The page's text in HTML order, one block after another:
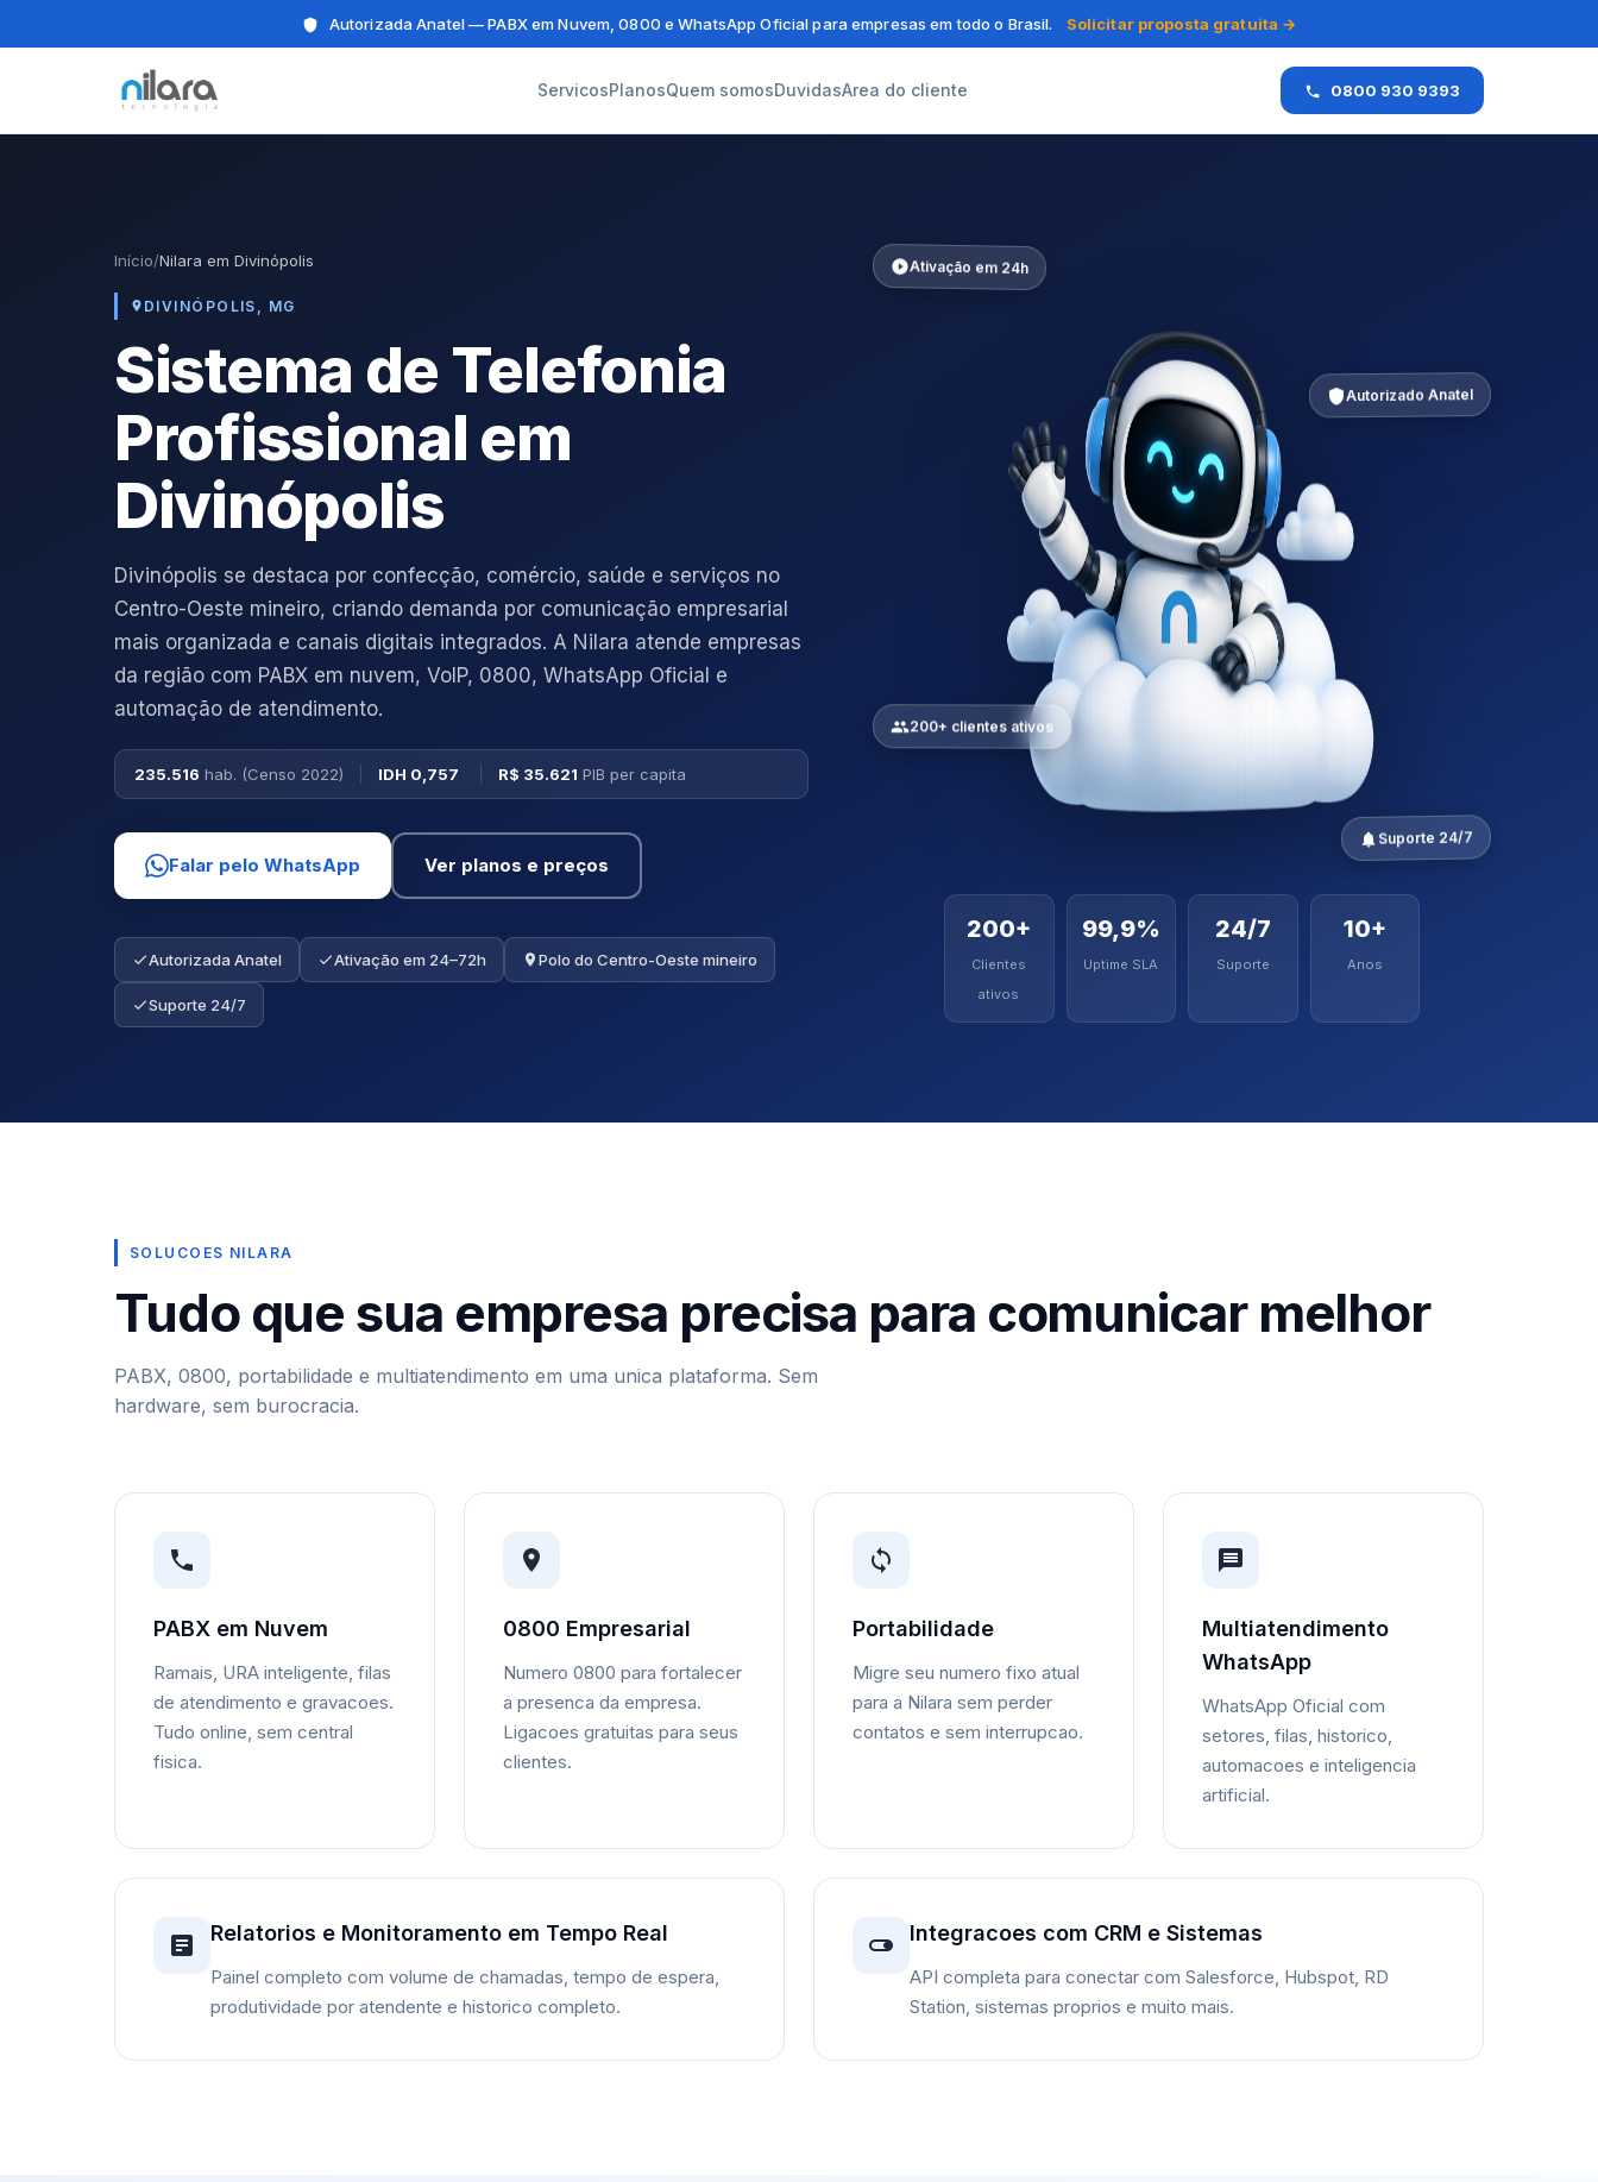
Autorizada Anatel — PABX em Nuvem, 0800 e WhatsApp Oficial para empresas em todo o Brasil. Solicitar proposta gratuita →
ServicosPlanosQuem somosDuvidasArea do cliente 0800 930 9393
Início/Nilara em Divinópolis
DIVINÓPOLIS, MG
Sistema de Telefonia
Profissional em
Divinópolis
Divinópolis se destaca por confecção, comércio, saúde e serviços no
Centro-Oeste mineiro, criando demanda por comunicação empresarial
mais organizada e canais digitais integrados. A Nilara atende empresas
da região com PABX em nuvem, VoIP, 0800, WhatsApp Oficial e
automação de atendimento.
235.516 hab. (Censo 2022) IDH 0,757 R$ 35.621 PIB per capita
Falar pelo WhatsApp Ver planos e preços
Autorizada Anatel Ativação em 24–72h Polo do Centro-Oeste mineiro
Suporte 24/7
Ativação em 24h
Autorizado Anatel
200+ clientes ativos
Suporte 24/7
200+
Clientes
ativos
99,9%
Uptime SLA
24/7
Suporte
10+
Anos
SOLUCOES NILARA
Tudo que sua empresa precisa para comunicar melhor
PABX, 0800, portabilidade e multiatendimento em uma unica plataforma. Sem
hardware, sem burocracia.
PABX em Nuvem
Ramais, URA inteligente, filas
de atendimento e gravacoes.
Tudo online, sem central
fisica.
0800 Empresarial
Numero 0800 para fortalecer
a presenca da empresa.
Ligacoes gratuitas para seus
clientes.
Portabilidade
Migre seu numero fixo atual
para a Nilara sem perder
contatos e sem interrupcao.
Multiatendimento
WhatsApp
WhatsApp Oficial com
setores, filas, historico,
automacoes e inteligencia
artificial.
Relatorios e Monitoramento em Tempo Real
Painel completo com volume de chamadas, tempo de espera,
produtividade por atendente e historico completo.
Integracoes com CRM e Sistemas
API completa para conectar com Salesforce, Hubspot, RD
Station, sistemas proprios e muito mais.